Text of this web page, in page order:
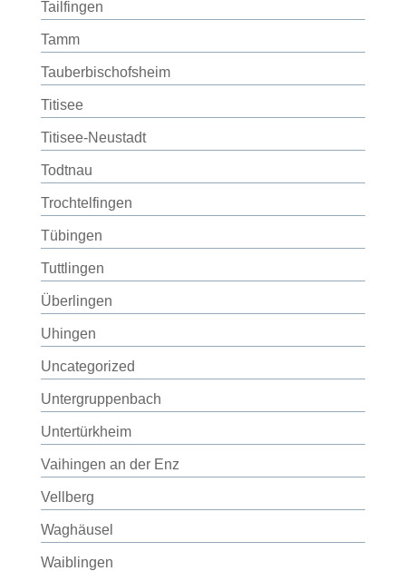
Tailfingen
Tamm
Tauberbischofsheim
Titisee
Titisee-Neustadt
Todtnau
Trochtelfingen
Tübingen
Tuttlingen
Überlingen
Uhingen
Uncategorized
Untergruppenbach
Untertürkheim
Vaihingen an der Enz
Vellberg
Waghäusel
Waiblingen